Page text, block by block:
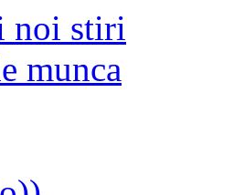
noi stiri
munca